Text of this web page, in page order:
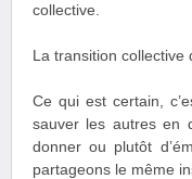
collective.
La transition collective
Ce qui est certain,
sauver les autres en
donner ou plutôt
partageons le même